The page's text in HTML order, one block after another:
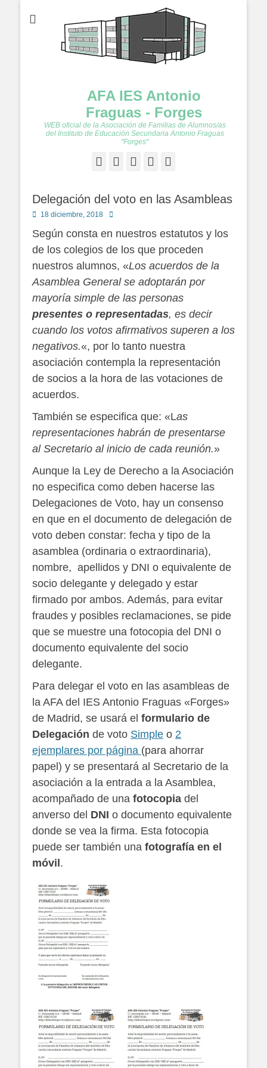
AFA IES Antonio
Fraguas - Forges
WEB oficial de la Asociación de Familias de Alumnos/as
del Instituto de Educación Secundaria Antonio Fraguas
"Forges"
Facebook
Twitter
Feed YouTube
Delegación del voto en las Asambleas
Publicado
18 diciembre, 2018 Autor
Según consta en nuestros estatutos y los
de los colegios de los que proceden
nuestros alumnos, «Los acuerdos de la
Asamblea General se adoptarán por
mayoría simple de las personas
presentes o representadas, es decir
cuando los votos afirmativos superen a los
negativos.«, por lo tanto nuestra
asociación contempla la representación
de socios a la hora de las votaciones de
acuerdos.
También se especifica que: «Las
representaciones habrán de presentarse
al Secretario al inicio de cada reunión.»
Aunque la Ley de Derecho a la Asociación
no especifica como deben hacerse las
Delegaciones de Voto, hay un consenso
en que en el documento de delegación de
voto deben constar: fecha y tipo de la
asamblea (ordinaria o extraordinaria),
nombre, apellidos y DNI o equivalente de
socio delegante y delegado y estar
firmado por ambos. Además, para evitar
fraudes y posibles reclamaciones, se pide
que se muestre una fotocopia del DNI o
documento equivalente del socio
delegante.
Para delegar el voto en las asambleas de
la AFA del IES Antonio Fraguas «Forges»
de Madrid, se usará el formulario de
Delegación de voto Simple o 2
ejemplares por página (para ahorrar
papel) y se presentará al Secretario de la
asociación a la entrada a la Asamblea,
acompañado de una fotocopia del
anverso del DNI o documento equivalente
donde se vea la firma. Esta fotocopia
puede ser también una fotografía en el
móvil .